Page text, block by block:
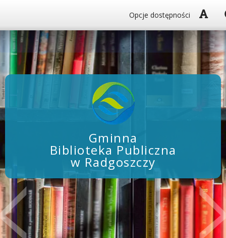
Opcje dostępności
Gminna
Biblioteka Publiczna
w Radgoszczy